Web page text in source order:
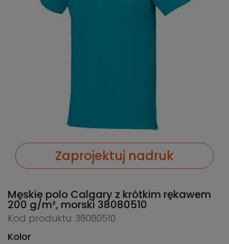
Zaprojektuj nadruk
Męskie polo Calgary z krótkim rękawem
200 g/m², morski 38080510
Kod produktu: 38080510
Kolor